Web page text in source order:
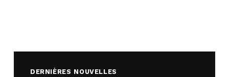
DERNIÈRES NOUVELLES